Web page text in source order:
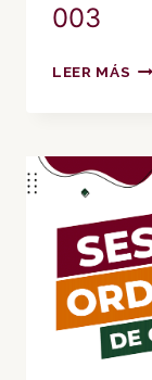
003
LEER MÁS